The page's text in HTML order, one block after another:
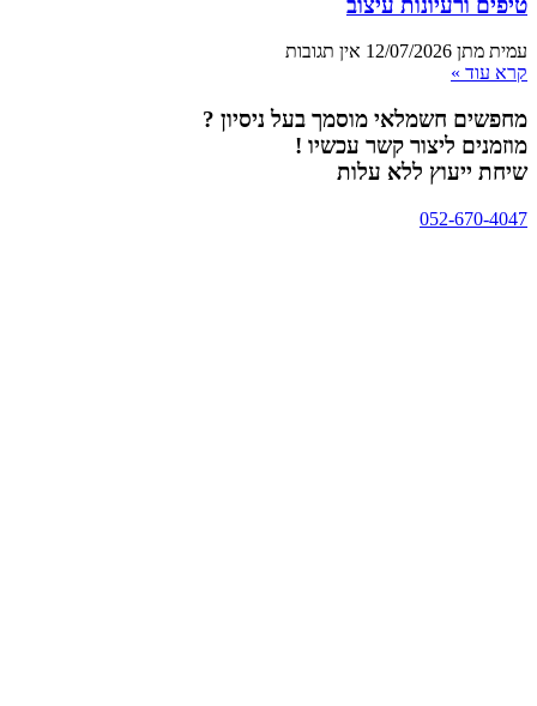
עמית מתן 12/07/2026 אין תגובות
קרא עוד »
מחפשים חשמלאי מוסמך בעל ניסיון ?
מוזמנים ליצור קשר עכשיו !
שיחת ייעוץ ללא עלות
052-670-4047